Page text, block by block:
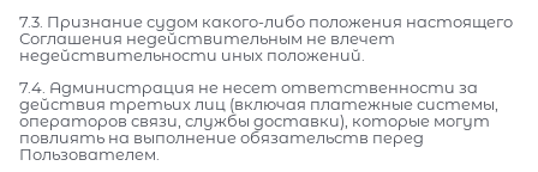
7.3. Признание судом какого-либо положения настоящего
Соглашения недействительным не влечет
недействительности иных положений.
7.4. Администрация не несет ответственности за
действия третьих лиц (включая платежные системы,
операторов связи, службы доставки), которые могут
повлиять на выполнение обязательств перед
Пользователем.